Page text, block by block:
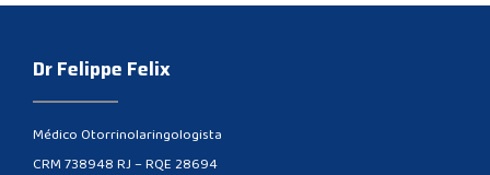
Dr Felippe Felix
Médico Otorrinolaringologista
CRM 738948 RJ – RQE 28694